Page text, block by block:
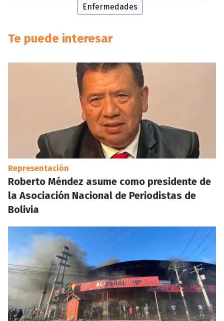
Enfermedades
Te puede interesar
Representación
Roberto Méndez asume como presidente de
la Asociación Nacional de Periodistas de
Bolivia